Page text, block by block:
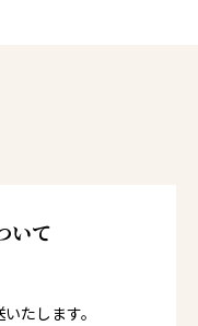
いて
たします。